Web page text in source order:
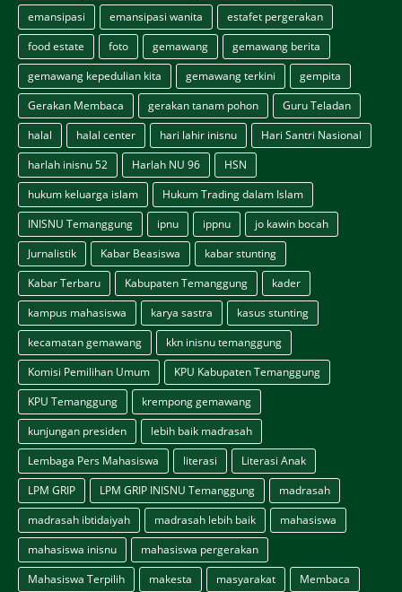
emansipasi
emansipasi wanita
estafet pergerakan
food estate
foto gemawang
gemawang berita
gemawang kepedulian kita
gemawang terkini
gempita
Gerakan Membaca
gerakan tanam pohon
Guru Teladan
halal
halal center hari lahir inisnu
Hari Santri Nasional
harlah inisnu 52
Harlah NU 96
HSN
hukum keluarga islam
Hukum Trading dalam Islam
INISNU Temanggung
ipnu ippnu
jo kawin bocah
Jurnalistik
Kabar Beasiswa
kabar stunting
Kabar Terbaru
Kabupaten Temanggung
kader
kampus mahasiswa
karya sastra
kasus stunting
kecamatan gemawang
kkn inisnu temanggung
Komisi Pemilihan Umum
KPU Kabupaten Temanggung
KPU Temanggung
krempong gemawang
kunjungan presiden
lebih baik madrasah
Lembaga Pers Mahasiswa
literasi
Literasi Anak
LPM GRIP
LPM GRIP INISNU Temanggung
madrasah
madrasah ibtidaiyah
madrasah lebih baik
mahasiswa
mahasiswa inisnu
mahasiswa pergerakan
Mahasiswa Terpilih
makesta masyarakat
Membaca